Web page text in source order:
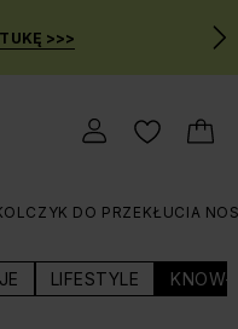
>>>
DO PRZEKŁUCIA
LIFESTYLE KNOW-